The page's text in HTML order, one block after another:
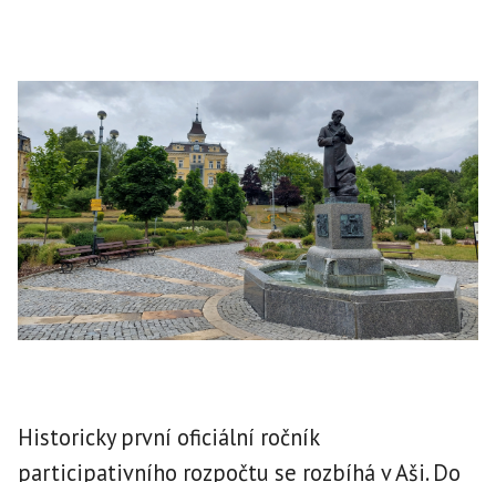
Historicky první oficiální ročník
participativního rozpočtu se rozbíhá v Aši. Do